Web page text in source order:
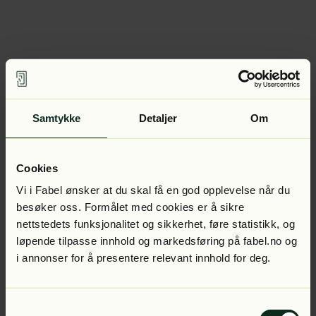
Samtykke Detaljer Om
Cookies
Vi i Fabel ønsker at du skal få en god opplevelse når du
besøker oss. Formålet med cookies er å sikre
nettstedets funksjonalitet og sikkerhet, føre statistikk, og
løpende tilpasse innhold og markedsføring på fabel.no og
i annonser for å presentere relevant innhold for deg.